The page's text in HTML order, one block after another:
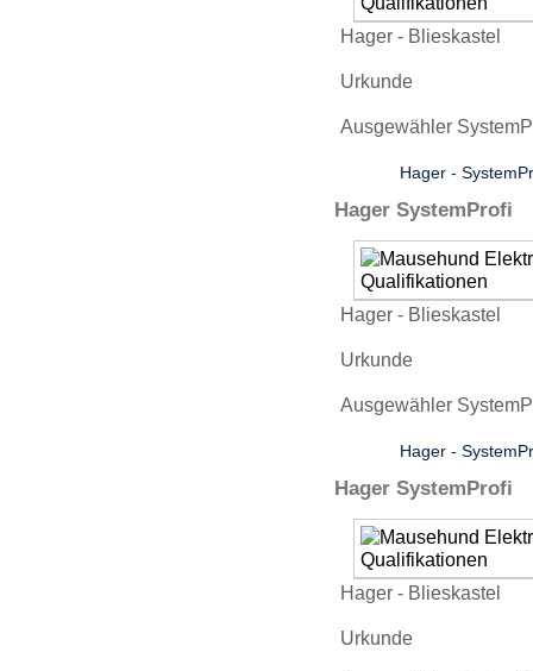
Hager - Blieskastel
Urkunde
Ausgewähler
Hager -
Hager SystemProfi
Hager - Blieskastel
Urkunde
Ausgewähler
Hager -
Hager SystemProfi
Hager - Blieskastel
Urkunde